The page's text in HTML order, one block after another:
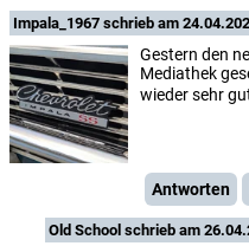
Impala​_​1​967 schrieb am
Gestern den
Mediathek
wieder sehr
Antworten
Old School schrieb am